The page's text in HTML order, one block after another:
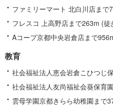
ファミリーマート 北白川店まで
フレスコ 上高野店まで263m (徒
Aコープ京都中央岩倉店まで
教育
社会福祉法人恵会岩倉こひつじ
社会福祉法人友尚福祉会葵保育
雲母学園京都きらら幼稚園まで